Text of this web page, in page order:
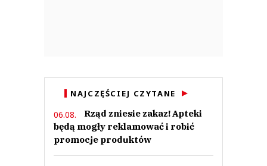
NAJCZĘŚCIEJ CZYTANE
06.08.
Rząd zniesie zakaz! Apteki
będą mogły reklamować i robić
promocje produktów